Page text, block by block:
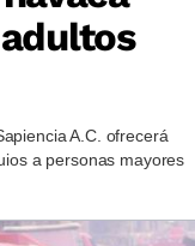
A.C. ofrecerá
a personas mayores